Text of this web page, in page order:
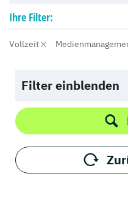
Ihre Filter:
Vollzeit
Filter einblenden